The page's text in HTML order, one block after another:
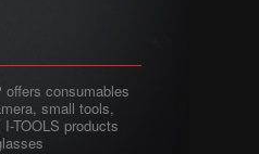
consumables
small tools,
TOOLS products